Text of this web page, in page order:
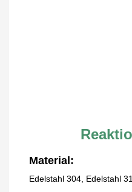
Material:
Edelstahl 304, Edelstahl